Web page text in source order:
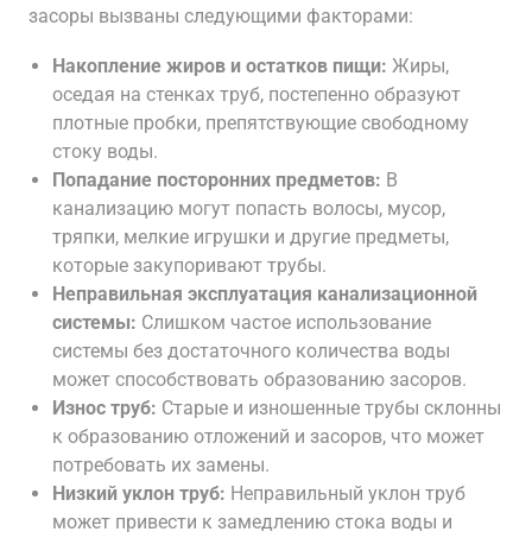
засоры вызваны следующими факторами:
Накопление жиров и остатков пищи: Жиры,
оседая на стенках труб, постепенно образуют
плотные пробки, препятствующие свободному
стоку воды.
Попадание посторонних предметов: В
канализацию могут попасть волосы, мусор,
тряпки, мелкие игрушки и другие предметы,
которые закупоривают трубы.
Неправильная эксплуатация канализационной
системы: Слишком частое использование
системы без достаточного количества воды
может способствовать образованию засоров.
Износ труб: Старые и изношенные трубы склонны
к образованию отложений и засоров, что может
потребовать их замены.
Низкий уклон труб: Неправильный уклон труб
может привести к замедлению стока воды и